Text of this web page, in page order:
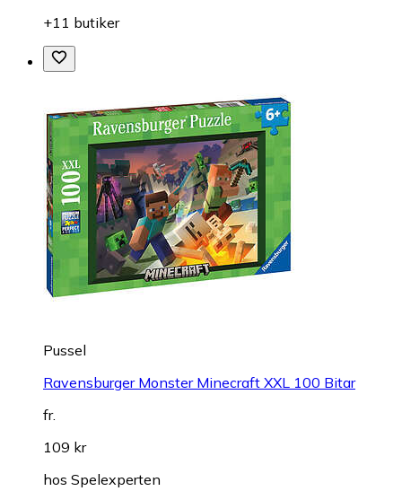
+11 butiker
Pussel
Ravensburger Monster Minecraft XXL 100 Bitar
fr.
109 kr
hos Spelexperten